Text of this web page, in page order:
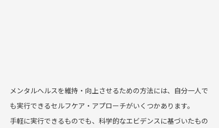
メンタルへルスを維持・向上させるための方法には、自分一人で
も実行できるセルフケア・アプローチがいくつかあります。
手軽に実行できるものでも、科学的なエビデンスに基づいたもの